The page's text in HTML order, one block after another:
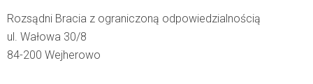
Rozsądni Bracia z ograniczoną odpowiedzialnością
ul. Wałowa 30/8
84-200 Wejherowo